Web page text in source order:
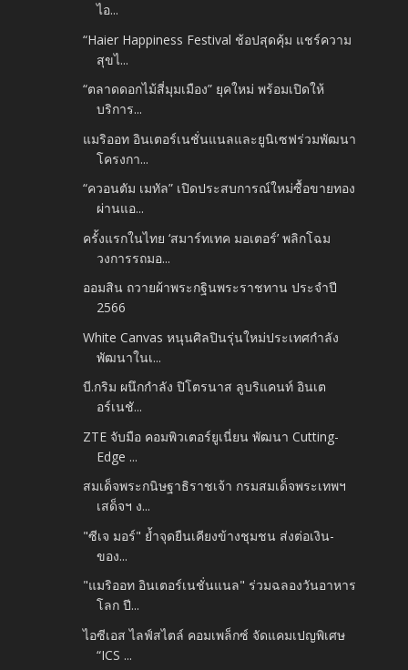
ไอ...
“Haier Happiness Festival ช้อปสุดคุ้ม แชร์ความ
สุขไ...
“ตลาดดอกไม้สี่มุมเมือง” ยุคใหม่ พร้อมเปิดให้
บริการ...
แมริออท อินเตอร์เนชั่นแนลและยูนิเซฟร่วมพัฒนา
โครงกา...
“ควอนตัม เมทัล” เปิดประสบการณ์ใหม่ซื้อขายทอง
ผ่านแอ...
ครั้งแรกในไทย ‘สมาร์ทเทค มอเตอร์’ พลิกโฉม
วงการรถมอ...
ออมสิน ถวายผ้าพระกฐินพระราชทาน ประจำปี
2566
White Canvas หนุนศิลปินรุ่นใหม่ประเทศกำลัง
พัฒนาในเ...
บี.กริม ผนึกกำลัง ปิโตรนาส ลูบริแคนท์ อินเต
อร์เนชั...
ZTE จับมือ คอมพิวเตอร์ยูเนี่ยน พัฒนา Cutting-
Edge ...
สมเด็จพระกนิษฐาธิราชเจ้า กรมสมเด็จพระเทพฯ
เสด็จฯ ง...
"ซีเจ มอร์" ย้ำจุดยืนเคียงข้างชุมชน ส่งต่อเงิน-
ของ...
"แมริออท อินเตอร์เนชั่นแนล" ร่วมฉลองวันอาหาร
โลก ปี...
ไอซีเอส ไลฟ์สไตล์ คอมเพล็กซ์ จัดแคมเปญพิเศษ
“ICS ...